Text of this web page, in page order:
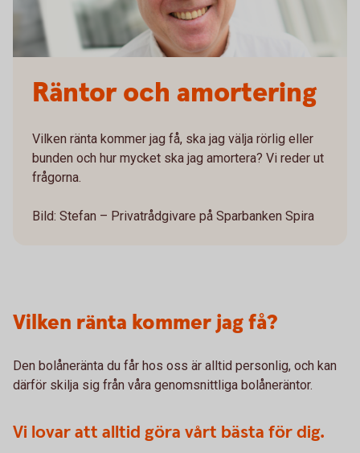
Räntor och amortering
Vilken ränta kommer jag få, ska jag välja rörlig eller
bunden och hur mycket ska jag amortera? Vi reder ut
frågorna.
Bild: Stefan – Privatrådgivare på Sparbanken Spira
Vilken ränta kommer jag få?
Den bolåneränta du får hos oss är alltid personlig, och kan
därför skilja sig från våra genomsnittliga bolåneräntor.
Vi lovar att alltid göra vårt bästa för dig.